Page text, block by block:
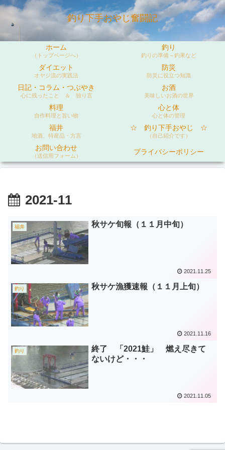
釣り下手おやじ奮闘記
ホーム
（トップページへ）
釣り
釣りの準備～釣果など
ダイエット
オヤジ流の実践法
防災
防災に役立つ知識
日記・コラム・つぶやき
心に残ったこと ＆ 独り言
お酒
美味しいお酒の世界
料理
自作料理と旨い物
心と体
心と体の管理
福井
地酒、特産品・方言
☆ 釣り下手おやじ ☆
（自己紹介です）
お問い合わせ
（送信用フォーム） プライバシーポリシー
2021-11
福井 秋サケ旬報（１１月中旬）
2021.11.25
釣り 秋サケ漁獲速報（１１月上旬）
2021.11.16
釣り
終了 「2021鮭」 燃え尽きて
ないけど・・・
2021.11.05